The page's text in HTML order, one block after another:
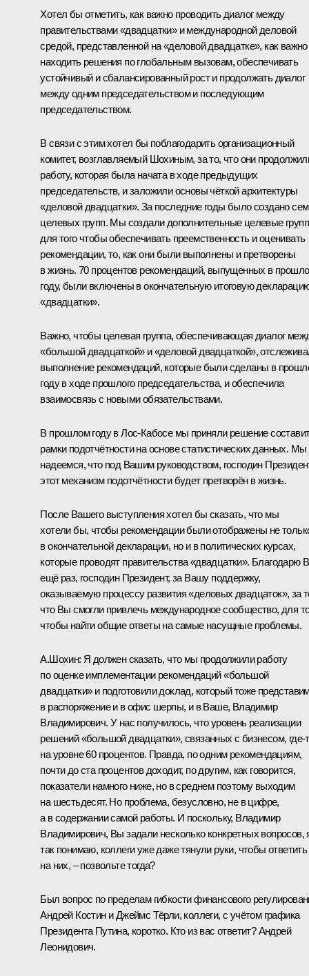
Хотел бы отметить, как важно проводить диалог между
правительствами «двадцатки» и международной деловой
средой, представленной на «деловой двадцатке», как важно
находить решения по глобальным вызовам, обеспечивать
устойчивый и сбалансированный рост и продолжать диалог
между одним председательством и последующим
председательством.
В связи с этим хотел бы поблагодарить организационный
комитет, возглавляемый Шохиным, за то, что они
работу, которая была начата в ходе предыдущих
председательств, и заложили основы чёткой архитектуры
«деловой двадцатки». За последние годы было создано
целевых групп. Мы создали дополнительные целевые
для того чтобы обеспечивать преемственность и оценивать
рекомендации, то, как они были выполнены и претворены
в жизнь. 70 процентов рекомендаций, выпущенных в
году, были включены в окончательную итоговую
«двадцатки».
Важно, чтобы целевая группа, обеспечивающая диалог
«большой двадцаткой» и «деловой двадцаткой»,
выполнение рекомендаций, которые были сделаны в
году в ходе прошлого председательства, и обеспечила
взаимосвязь с новыми обязательствами.
В прошлом году в Лос-Кабосе мы приняли решение
рамки подотчётности на основе статистических данных. Мы
надеемся, что под Вашим руководством, господин
этот механизм подотчётности будет претворён в жизнь.
После Вашего выступления хотел бы сказать, что мы
хотели бы, чтобы рекомендации были отображены не
в окончательной декларации, но и в политических курсах,
которые проводят правительства «двадцатки». Благодарю
ещё раз, господин Президент, за Вашу поддержку,
оказываемую процессу развития «деловых двадцаток», за
что Вы смогли привлечь международное сообщество, для
чтобы найти общие ответы на самые насущные проблемы.
А.Шохин: Я должен сказать, что мы продолжили работу
по оценке имплементации рекомендаций «большой
двадцатки» и подготовили доклад, который тоже
в распоряжение и в офис шерпы, и в Ваше, Владимир
Владимирович. У нас получилось, что уровень реализации
решений «большой двадцатки», связанных с бизнесом,
на уровне 60 процентов. Правда, по одним рекомендациям,
почти до ста процентов доходит, по другим, как говорится,
показатели намного ниже, но в среднем поэтому выходим
на шестьдесят. Но проблема, безусловно, не в цифре,
а в содержании самой работы. И поскольку, Владимир
Владимирович, Вы задали несколько конкретных вопросов,
так понимаю, коллеги уже даже тянули руки, чтобы ответить
на них, – позвольте тогда?
Был вопрос по пределам гибкости финансового
Андрей Костин и Джеймс Тёрли, коллеги, с учётом графика
Президента Путина, коротко. Кто из вас ответит? Андрей
Леонидович.